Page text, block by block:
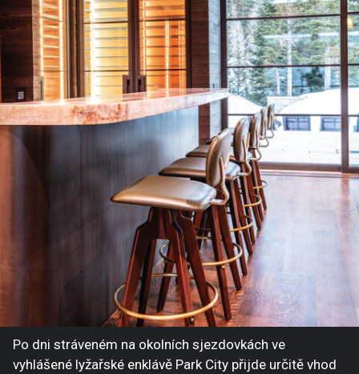
Po dni stráveném na okolních sjezdovkách ve
vyhlášené lyžařské enklávě Park City přijde určitě vhod